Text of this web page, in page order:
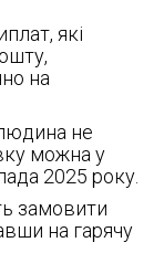
які
на
не
можна у
2025 року.
замовити
на гарячу